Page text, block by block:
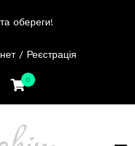
обереги!
/ Реєстрація
0